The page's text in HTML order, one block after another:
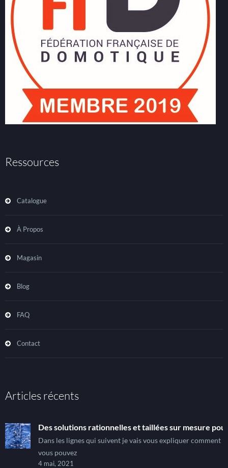
Ressources
Catalogue
À Propos
Magasin
Blog
FAQ
Contact
Articles récents
Des solutions rationnelles et taillées sur mesure
Dans les lignes qui suivent je vais vous expliquer comment
vous pouvez
4 mai, 2021